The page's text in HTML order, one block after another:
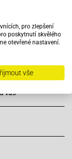
vás
pro zlepšení
poskytnutí skvělého
otevřené nastavení.
vše